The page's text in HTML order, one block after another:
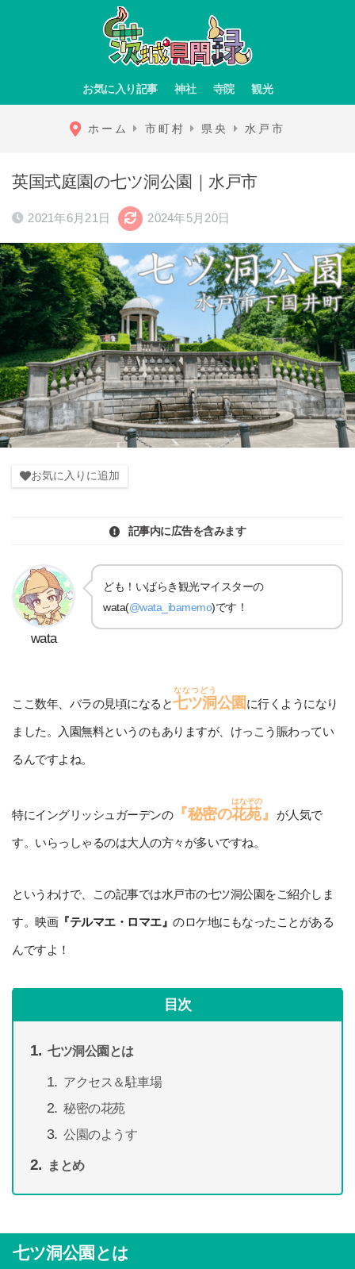
お気に入り記事 神社 寺院 観光
ホーム 市町村 県央 水戸市
英国式庭園の七ツ洞公園｜水戸市
2021年6月21日 2024年5月20日
お気に入りに追加
記事内に広告を含みます
wata
ども！いばらき観光マイスターの
wata(@wata_ibamemo)です！
ここ数年、バラの見頃になると七ツ洞
ななつどう
公園 に行くようになり
ました。入園無料というのもありますが、けっこう賑わってい
るんですよね。
特にイングリッシュガーデンの『秘密の花苑
はなぞの
』 が人気で
す。いらっしゃるのは大人の方々が多いですね。
というわけで、この記事では水戸市の七ツ洞公園をご紹介しま
す。映画『テルマエ・ロマエ』 のロケ地にもなったことがある
んですよ！
目次
七ツ洞公園とは
アクセス＆駐車場
秘密の花苑
公園のようす
まとめ
七ツ洞公園とは